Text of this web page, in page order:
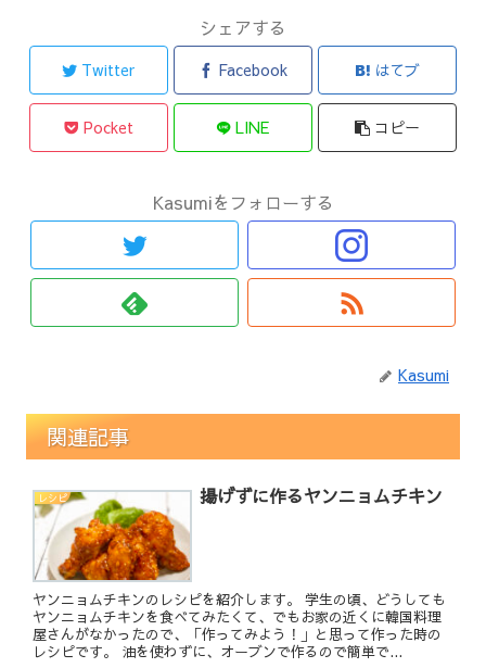
シェアする
Twitter Facebook はてブ
Pocket LINE コピー
Kasumiをフォローする
Kasumi
関連記事
レシピ 揚げずに作るヤンニョムチキン
ヤンニョムチキンのレシピを紹介します。 学生の頃、どうしても
ヤンニョムチキンを食べてみたくて、でもお家の近くに韓国料理
屋さんがなかったので、「作ってみよう！」と思って作った時の
レシピです。 油を使わずに、オーブンで作るので簡単で...